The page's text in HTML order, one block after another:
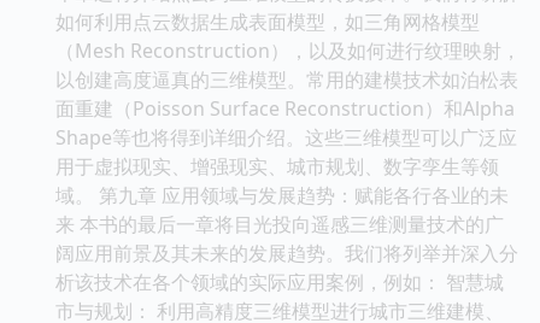
如何利用点云数据生成表面模型，如三角网格模型
（Mesh Reconstruction），以及如何进行纹理映射，
以创建高度逼真的三维模型。常用的建模技术如泊松表
面重建（Poisson Surface Reconstruction）和Alpha
Shape等也将得到详细介绍。这些三维模型可以广泛应
用于虚拟现实、增强现实、城市规划、数字孪生等领
域。 第九章 应用领域与发展趋势：赋能各行各业的未
来 本书的最后一章将目光投向遥感三维测量技术的广
阔应用前景及其未来的发展趋势。我们将列举并深入分
析该技术在各个领域的实际应用案例，例如： 智慧城
市与规划： 利用高精度三维模型进行城市三维建模、